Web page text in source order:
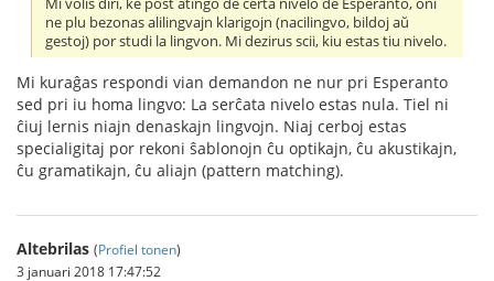
ne plu bezonas alilingvajn klarigojn (nacilingvo, bildoj aŭ
gestoj) por studi la lingvon. Mi dezirus scii, kiu estas tiu nivelo.
Mi kuraĝas respondi vian demandon ne nur pri Esperanto
sed pri iu homa lingvo: La serĉata nivelo estas nula. Tiel ni
ĉiuj lernis niajn denaskajn lingvojn. Niaj cerboj estas
specialigitaj por rekoni ŝablonojn ĉu optikajn, ĉu akustikajn,
ĉu gramatikajn, ĉu aliajn (pattern matching).
Altebrilas (Profiel tonen)
3 januari 2018 17:47:52